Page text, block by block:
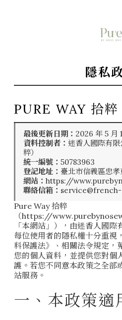
隱私
PURE WAY 拾
最後更新日期： 2026 年 5 月
資料控制者： 迷香人國際有
粹）
統一編號： 50783963
登記地址： 臺北市信義區忠孝
網站： https://
聯絡信箱：
Pure Way 拾粹
（https://
「本網站」），由迷香人國
每位使用者的隱私權十分重視
料保護法》、相關法令規定，
您的個人資料，並提供您對個
護。若您不同意本政策之全部
站服務。
一、本政策適